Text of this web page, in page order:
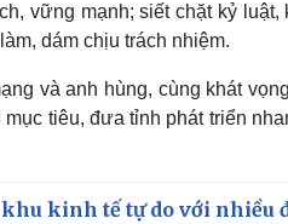
vững mạnh; siết chặt kỷ
dám chịu trách nhiệm.
và anh hùng, cùng khát
tiêu, đưa tỉnh phát triển
kinh tế tự do với nhiều